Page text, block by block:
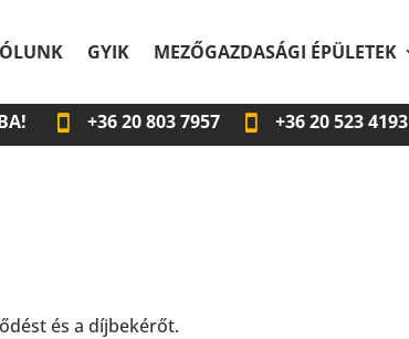
GYIK MEZŐGAZDASÁGI ÉPÜLETEK
+3620 803 7957 +3620 523 4193
és a díjbekérőt.